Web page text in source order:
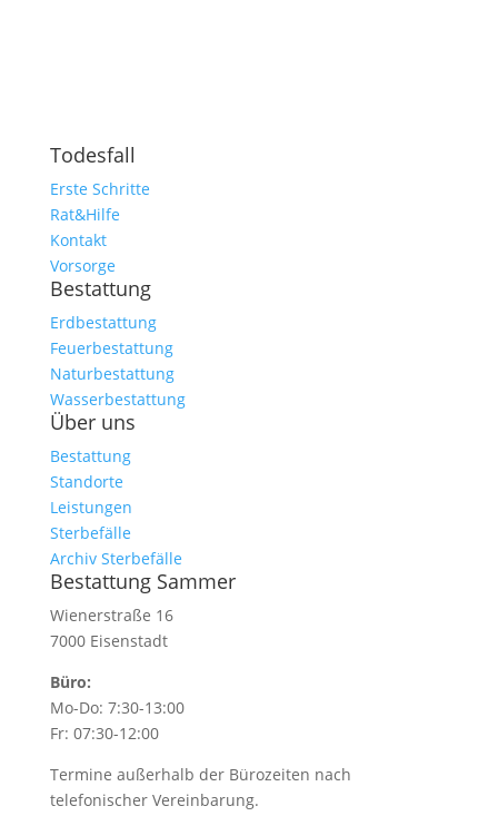
Todesfall
Erste Schritte
Rat&Hilfe
Kontakt
Vorsorge
Bestattung
Erdbestattung
Feuerbestattung
Naturbestattung
Wasserbestattung
Über uns
Bestattung
Standorte
Leistungen
Sterbefälle
Archiv Sterbefälle
Bestattung Sammer
Wienerstraße 16
7000 Eisenstadt
Büro:
Mo-Do: 7:30-13:00
Fr: 07:30-12:00
Termine außerhalb der Bürozeiten nach
telefonischer Vereinbarung.